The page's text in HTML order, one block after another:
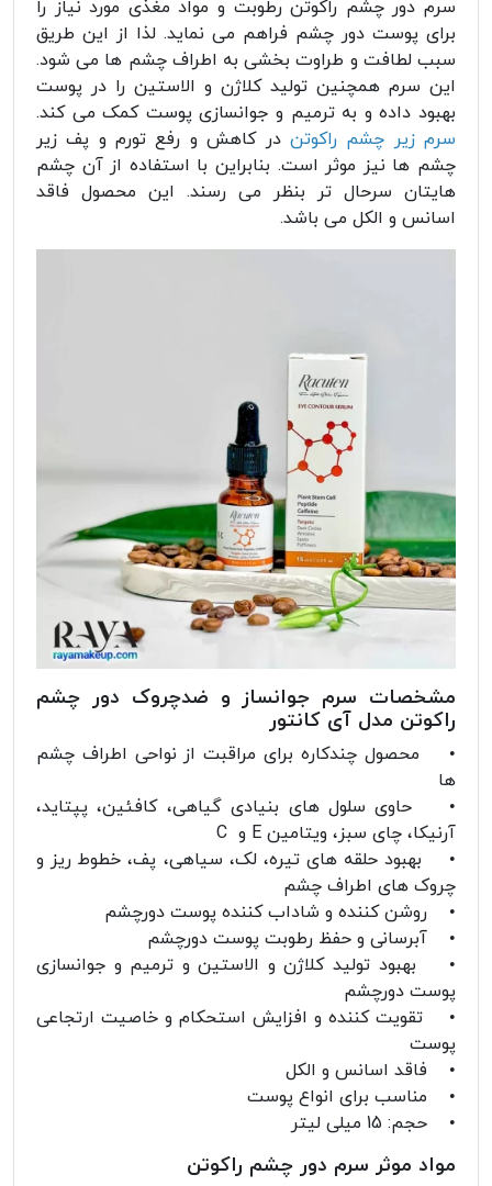
سرم دور چشم راکوتن رطوبت و مواد مغذی مورد نیاز را
برای پوست دور چشم فراهم می نماید. لذا از این طریق
سبب لطافت و طراوت بخشی به اطراف چشم ها می شود.
این سرم همچنین تولید کلاژن و الاستین را در پوست
بهبود داده و به ترمیم و جوانسازی پوست کمک می کند.
سرم زیر چشم راکوتن در کاهش و رفع تورم و پف زیر
چشم ها نیز موثر است. بنابراین با استفاده از آن چشم
هایتان سرحال تر بنظر می رسند. این محصول فاقد
اسانس و الکل می باشد.
مشخصات سرم جوانساز و ضدچروک دور چشم
راکوتن مدل آی کانتور
• محصول چندکاره برای مراقبت از نواحی اطراف چشم
ها
• حاوی سلول های بنیادی گیاهی، کافئین، پپتاید،
آرنیکا، چای سبز، ویتامین E و C
• بهبود حلقه های تیره، لک، سیاهی، پف، خطوط ریز و
چروک های اطراف چشم
• روشن کننده و شاداب کننده پوست دورچشم
• آبرسانی و حفظ رطوبت پوست دورچشم
• بهبود تولید کلاژن و الاستین و ترمیم و جوانسازی
پوست دورچشم
• تقویت کننده و افزایش استحکام و خاصیت ارتجاعی
پوست
• فاقد اسانس و الکل
• مناسب برای انواع پوست
• حجم: 15 میلی لیتر
مواد موثر سرم دور چشم راکوتن